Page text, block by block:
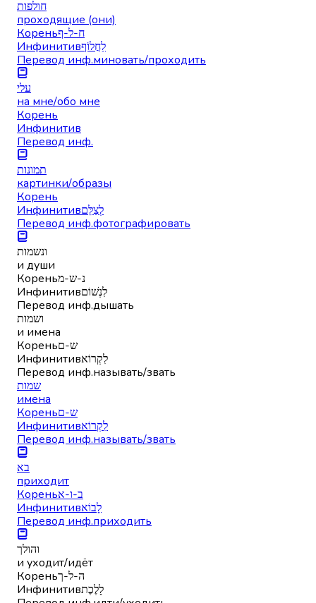
חולפות
проходящие (они)
Кореньח-ל-ף
Инфинитивלַחֲלוֹף
Перевод инф.миновать/проходить
עלי
на мне/обо мне
Корень
Инфинитив
Перевод инф.
תמונות
картинки/образы
Корень
Инфинитивלְצַלֵּם
Перевод инф.фотографировать
ונשמות
и души
Кореньנ-ש-מ
Инфинитивלִנְשׁוֹם
Перевод инф.дышать
ושמות
и имена
Кореньש-ם
Инфинитивלִקְרוֹא
Перевод инф.называть/звать
שמות
имена
Кореньש-ם
Инфинитивלִקְרוֹא
Перевод инф.называть/звать
בא
приходит
Кореньב-ו-א
Инфинитивלָבוֹא
Перевод инф.приходить
והולך
и уходит/идёт
Кореньה-ל-ך
Инфинитивלָלֶכֶת